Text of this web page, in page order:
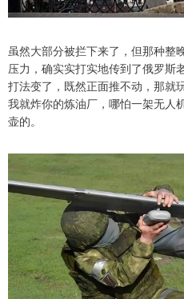
虽然大部分被拦下来了，但那种整
压力，确实实打实地传到了俄罗斯
打法变了，既然正面推不动，那就
我就炸你的炼油厂，哪怕一架无人
壶的。